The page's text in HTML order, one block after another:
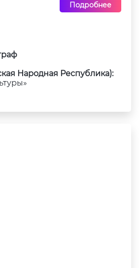
Подробнее
Народная Республика):